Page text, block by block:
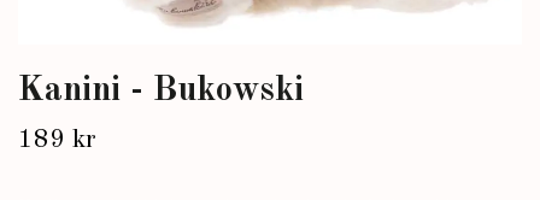
Kanini - Bukowski
189 kr